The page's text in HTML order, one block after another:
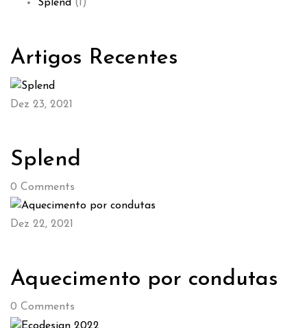
Splend (1)
Artigos Recentes
Dez 23, 2021
Splend
0 Comments
Dez 22, 2021
Aquecimento por condutas
0 Comments